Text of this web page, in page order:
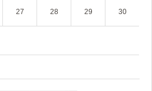
27 28 29 30